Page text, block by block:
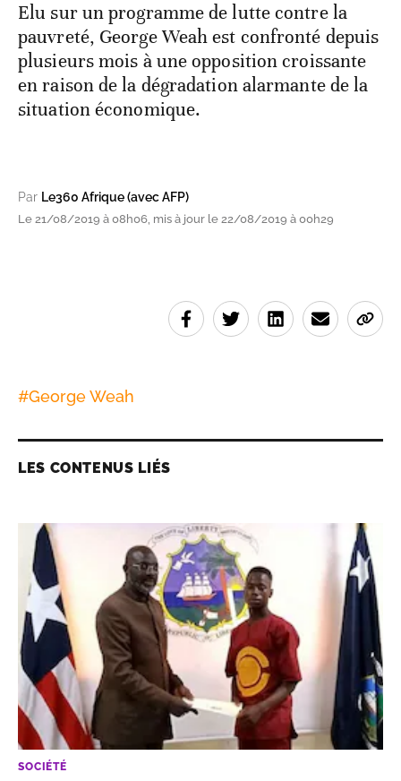
Elu sur un programme de lutte contre la
pauvreté, George Weah est confronté depuis
plusieurs mois à une opposition croissante
en raison de la dégradation alarmante de la
situation économique.
Par Le360 Afrique (avec AFP)
Le 21/08/2019 à 08h06, mis à jour le 22/08/2019 à 00h29
#George Weah
LES CONTENUS LIÉS
SOCIÉTÉ